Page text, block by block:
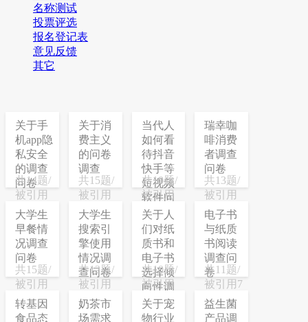
名称测试
投票评选
报名登记表
意见反馈
其它
关于手
机app隐
私安全
的调查
问卷
共14题/
被引用
66次
关于消
费主义
的问卷
调查
共15题/
被引用
18次
当代人
如何看
待抖音
快手等
短视频
软件问
卷调查
共10题/
被引用
34次
瑞幸咖
啡消费
者调查
问卷
共13题/
被引用
27次
大学生
早餐情
况调查
问卷
共15题/
被引用
62次
大学生
搜索引
擎使用
情况调
查问卷
共12题/
被引用
21次
关于人
们对纸
质书和
电子书
选择倾
向性调
查问卷
共10题/
被引用
13次
电子书
与纸质
书阅读
调查问
卷
共11题/
被引用7
次
转基因
食品态
奶茶市
场需求
关于宠
物行业
益生菌
产品调